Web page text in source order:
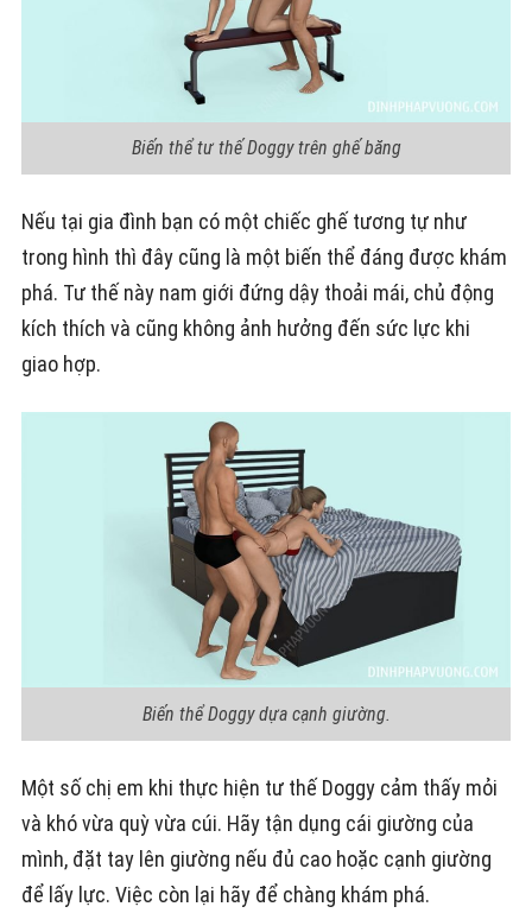
Biến thể tư thế Doggy trên ghế băng
Nếu tại gia đình bạn có một chiếc ghế tương tự như
trong hình thì đây cũng là một biến thể đáng được khám
phá. Tư thế này nam giới đứng dậy thoải mái, chủ động
kích thích và cũng không ảnh hưởng đến sức lực khi
giao hợp.
Biến thể Doggy dựa cạnh giường.
Một số chị em khi thực hiện tư thế Doggy cảm thấy mỏi
và khó vừa quỳ vừa cúi. Hãy tận dụng cái giường của
mình, đặt tay lên giường nếu đủ cao hoặc cạnh giường
để lấy lực. Việc còn lại hãy để chàng khám phá.